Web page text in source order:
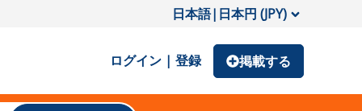
日本語| 日本円 (JPY)
ログイン | 登録 掲載する